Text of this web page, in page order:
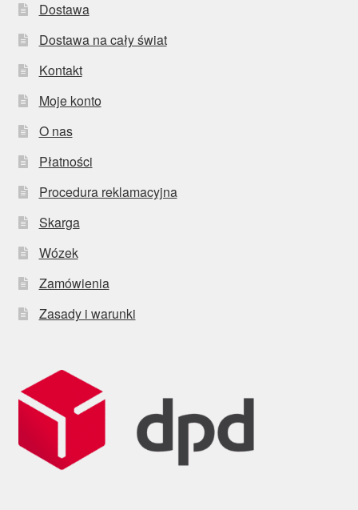
Dostawa
Dostawa na cały świat
Kontakt
Moje konto
O nas
Płatności
Procedura reklamacyjna
Skarga
Wózek
Zamówienia
Zasady i warunki